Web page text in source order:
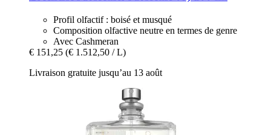
Profil olfactif : boisé et musqué
Composition olfactive neutre en termes de genre
Avec Cashmeran
€ 151,25 (€ 1.512,50 / L)
Livraison gratuite jusqu’au 13 août